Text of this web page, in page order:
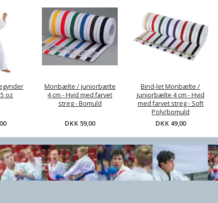
Bind-let Monbælte /
juniorbælte 4 cm -
Hvid med farvet streg
- Soft Poly/bomuld
DKK 49,00
Kampmåtter / tatami -
2,5 cm - Rød/sort el.
Træ/Sand Grå/gul - CE
DKK 349,00
Klar Tandbeskytter
DKK 39,00
oz
Monbælte / juniorbælte
4 cm - Hvid med farvet
streg - Bomuld
DKK 59,00
Bind-let Monbælte /
juniorbælte 4 cm - Hvid
med farvet streg - Soft
Poly/bomuld
DKK 49,00